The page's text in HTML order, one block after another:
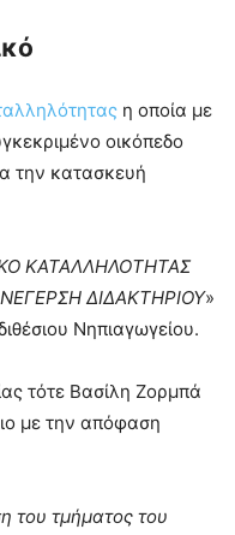
η οποία με
οικόπεδο
την κατασκευή
ΚΑΤΑΛΛΗΛΟΤΗΤΑΣ
ΔΙΔΑΚΤΗΡΙΟΥ»
Νηπιαγωγείου.
τότε Βασίλη Ζορμπά
με την απόφαση
του τμήματος του